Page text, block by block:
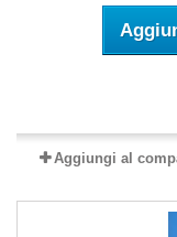
Aggiungi al